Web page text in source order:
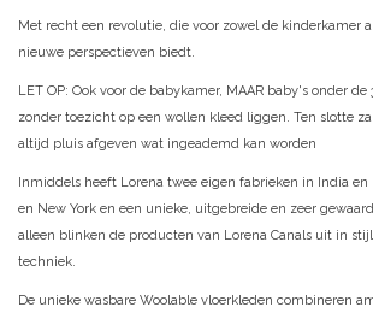
Met recht een revolutie, die voor zowel de kinderkamer
nieuwe perspectieven biedt.
LET OP: Ook voor de babykamer, MAAR baby's onder
zonder toezicht op een wollen kleed liggen. Ten slotte
altijd pluis afgeven wat ingeademd kan worden
Inmiddels heeft Lorena twee eigen fabrieken in India en
en New York en een unieke, uitgebreide en zeer
alleen blinken de producten van Lorena Canals uit in
techniek.
De unieke wasbare Woolable vloerkleden combineren